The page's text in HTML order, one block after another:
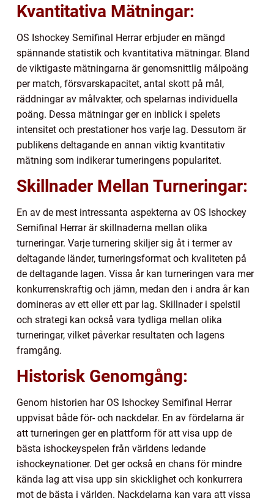
Kvantitativa Mätningar:
OS Ishockey Semifinal Herrar erbjuder en mängd
spännande statistik och kvantitativa mätningar. Bland
de viktigaste mätningarna är genomsnittlig målpoäng
per match, försvarskapacitet, antal skott på mål,
räddningar av målvakter, och spelarnas individuella
poäng. Dessa mätningar ger en inblick i spelets
intensitet och prestationer hos varje lag. Dessutom är
publikens deltagande en annan viktig kvantitativ
mätning som indikerar turneringens popularitet.
Skillnader Mellan Turneringar:
En av de mest intressanta aspekterna av OS Ishockey
Semifinal Herrar är skillnaderna mellan olika
turneringar. Varje turnering skiljer sig åt i termer av
deltagande länder, turneringsformat och kvaliteten på
de deltagande lagen. Vissa år kan turneringen vara mer
konkurrenskraftig och jämn, medan den i andra år kan
domineras av ett eller ett par lag. Skillnader i spelstil
och strategi kan också vara tydliga mellan olika
turneringar, vilket påverkar resultaten och lagens
framgång.
Historisk Genomgång:
Genom historien har OS Ishockey Semifinal Herrar
uppvisat både för- och nackdelar. En av fördelarna är
att turneringen ger en plattform för att visa upp de
bästa ishockeyspelen från världens ledande
ishockeynationer. Det ger också en chans för mindre
kända lag att visa upp sin skicklighet och konkurrera
mot de bästa i världen. Nackdelarna kan vara att vissa